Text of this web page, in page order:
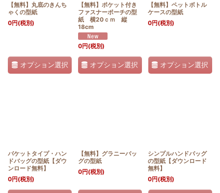
【無料】丸底のきんち
ゃくの型紙
0円(税別)
オプション選択
【無料】ポケット付き
ファスナーポーチの型
紙 横20ｃｍ 縦
18cm
0円(税別)
オプション選択
【無料】ペットボトル
ケースの型紙
0円(税別)
オプション選択
バケットタイプ・ハン
ドバッグの型紙【ダウ
ンロード無料】
0円(税別)
【無料】グラニーバッ
グの型紙
0円(税別)
シンプルハンドバッグ
の型紙【ダウンロード
無料】
0円(税別)